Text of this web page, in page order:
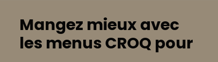
Mangez mieux avec
les menus CROQ pour